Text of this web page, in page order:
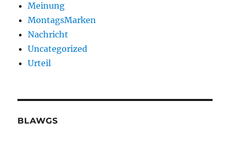
Meinung
MontagsMarken
Nachricht
Uncategorized
Urteil
BLAWGS